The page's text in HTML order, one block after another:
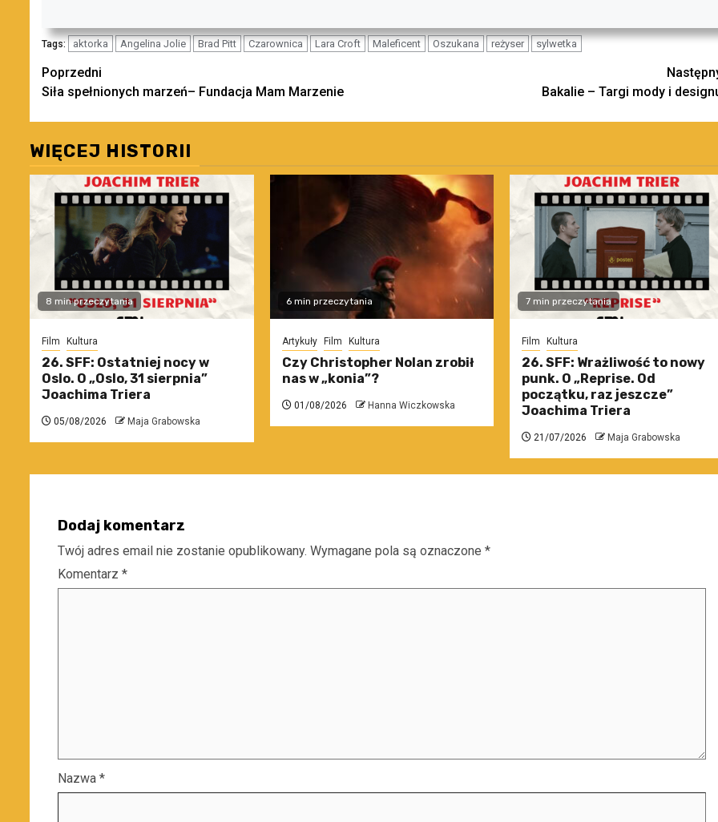
Tags: aktorka Angelina Jolie Brad Pitt Czarownica Lara Croft Maleficent Oszukana reżyser sylwetka
Zobacz
wpisy
Poprzedni
Siła spełnionych marzeń– Fundacja Mam Marzenie
Bakalie – Targi mody i
WIĘCEJ HISTORII
8 min przeczytania
Film Kultura
26. SFF: Ostatniej nocy w
Oslo. O „Oslo, 31 sierpnia”
Joachima Triera
05/08/2026 Maja Grabowska
6 min przeczytania
Artykuły Film Kultura
Czy Christopher Nolan zrobił
nas w „konia”?
01/08/2026 Hanna Wiczkowska
7 min przeczytania
Film Kultura
26. SFF: Wrażliwość to nowy
punk. O „Reprise. Od
początku, raz jeszcze”
Joachima Triera
21/07/2026 Maja Grabowska
Dodaj komentarz
Twój adres email nie zostanie opublikowany. Wymagane pola są oznaczone *
Komentarz *
Nazwa *